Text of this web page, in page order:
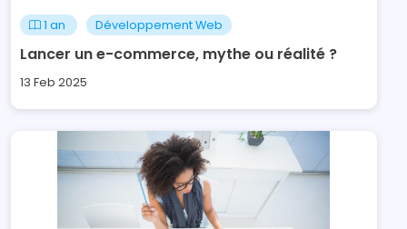
1 an Développement Web
Lancer un e-commerce, mythe ou réalité ?
13 Feb 2025